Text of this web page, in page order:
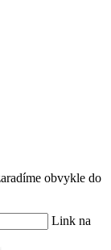
obvykle do
Link na